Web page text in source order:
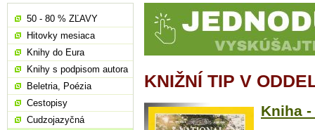
KNIŽNÍ TIP V
Kniha
50 - 80 % ZĽAVY
Hitovky mesiaca
Knihy do Eura
Knihy s podpisom autora
Beletria, Poézia
Cestopisy
Cudzojazyčná